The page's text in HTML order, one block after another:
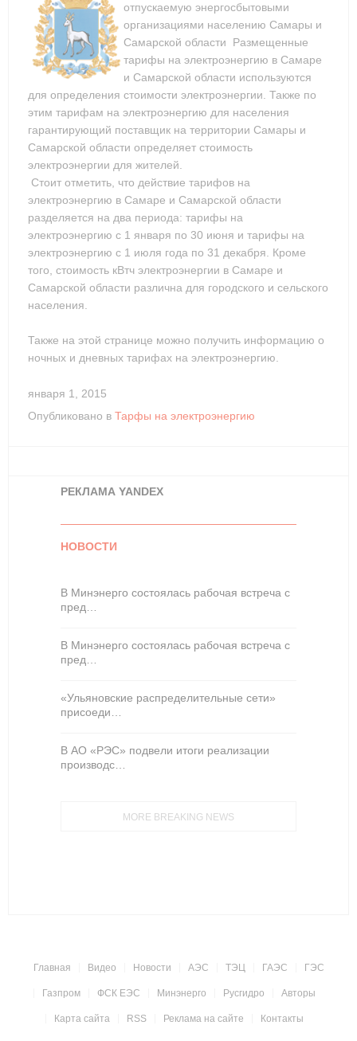
отпускаемую энергосбытовыми
организациями населению Самары и
Самарской области Размещенные
тарифы на электроэнергию в Самаре
и Самарской области используются
для определения стоимости электроэнергии. Также по
этим тарифам на электроэнергию для населения
гарантирующий поставщик на территории Самары и
Самарской области определяет стоимость
электроэнергии для жителей.
Стоит отметить, что действие тарифов на
электроэнергию в Самаре и Самарской области
разделяется на два периода: тарифы на
электроэнергию с 1 января по 30 июня и тарифы на
электроэнергию с 1 июля года по 31 декабря. Кроме
того, стоимость кВтч электроэнергии в Самаре и
Самарской области различна для городского и сельского
населения.
Также на этой странице можно получить информацию о
ночных и дневных тарифах на электроэнергию.
января 1, 2015
Опубликовано в Тарфы на электроэнергию
РЕКЛАМА YANDEX
НОВОСТИ
В Минэнерго состоялась рабочая встреча с
пред…
В Минэнерго состоялась рабочая встреча с
пред…
«Ульяновские распределительные сети»
присоеди…
В АО «РЭС» подвели итоги реализации
производс…
MORE BREAKING NEWS
Главная Видео Новости АЭС ТЭЦ ГАЭС ГЭС
Газпром ФСК ЕЭС Минэнерго Русгидро Авторы
Карта сайта RSS Реклама на сайте Контакты